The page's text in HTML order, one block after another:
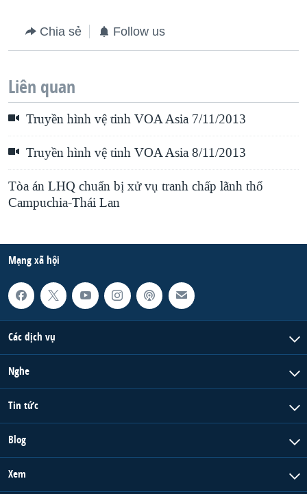
Chia sẻ Follow us
Liên quan
Truyền hình vệ tinh VOA Asia 7/11/2013
Truyền hình vệ tinh VOA Asia 8/11/2013
Tòa án LHQ chuẩn bị xử vụ tranh chấp lãnh thổ
Campuchia-Thái Lan
Mạng xã hội
Các dịch vụ
Nghe
Tin tức
Blog
Xem